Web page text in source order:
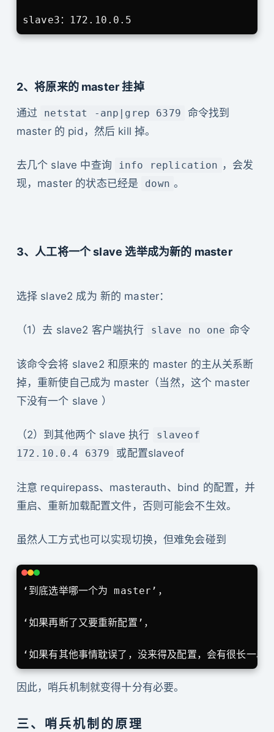
2、将原来的 master 挂掉
通过 netstat -anp|grep 6379
命令找到
master 的 pid，然后 kill 掉。
去几个 slave 中查询 info replication ，会发
现，master 的状态已经是
down 。
3、人工将一个 slave 选举成为新的 master
选择 slave2 成为 新的 master：
（1）去 slave2 客户端执行 slave no one 命令
该命令会将 slave2 和原来的 master 的主从关系断
掉，重新使自己成为 master（当然，这个 master
下没有一个 slave ）
（2）到其他两个 slave 执行
slaveof
172.10.0.4 6379
或配置slaveof
注意 requirepass、masterauth、bind 的配置，并
重启、重新加载配置文件，否则可能会不生效。
虽然人工方式也可以实现切换，但难免会碰到
‘到底选举哪一个为 master’，
‘如果再断了又要重新配置’，
因此，哨兵机制就变得十分有必要。
三、哨兵机制的原理